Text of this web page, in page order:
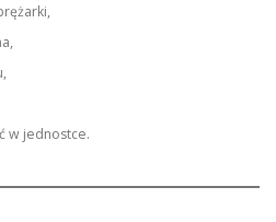
w jednostce.